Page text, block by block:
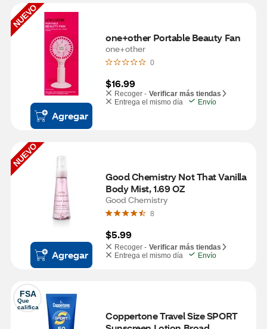
NUEVO
Agregar
one+other Portable Beauty Fan
one+other
0
$16.99
Recoger - Verificar más tiendas
Entrega el mismo día
Envío
NUEVO
Agregar
Good Chemistry Not That Vanilla
Body Mist, 1.69 OZ
Good Chemistry
8
$5.99
Recoger - Verificar más tiendas
Entrega el mismo día
Envío
FSA
Que
califica
Coppertone Travel Size SPORT